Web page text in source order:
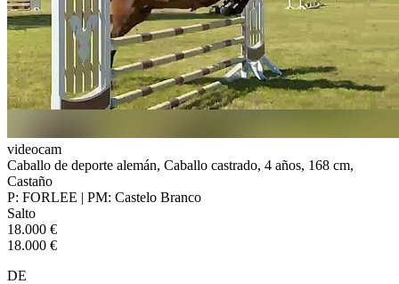
videocam
Caballo de deporte alemán, Caballo castrado, 4 años, 168 cm,
Castaño
P: FORLEE | PM: Castelo Branco
Salto
18.000 €
18.000 €
DE